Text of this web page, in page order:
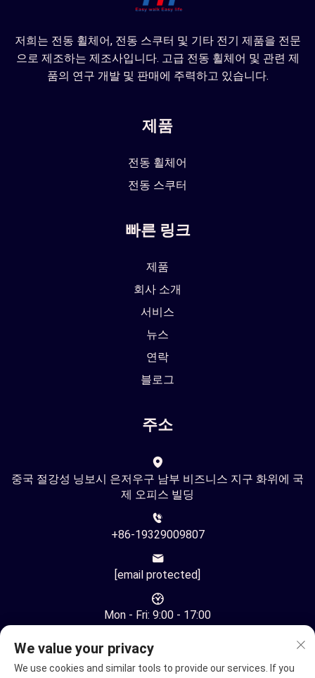
저희는 전동 휠체어, 전동 스쿠터 및 기타 전기 제품을 전문
으로 제조하는 제조사입니다. 고급 전동 휠체어 및 관련 제
품의 연구 개발 및 판매에 주력하고 있습니다.
제품
전동 휠체어
전동 스쿠터
빠른 링크
제품
회사 소개
서비스
뉴스
연락
블로그
주소
중국 절강성 닝보시 은저우구 남부 비즈니스 지구 화위에 국
제 오피스 빌딩
+86-19329009807
[email protected]
Mon - Fri: 9:00 - 17:00
We value your privacy
We use cookies and similar tools to provide our services. If you